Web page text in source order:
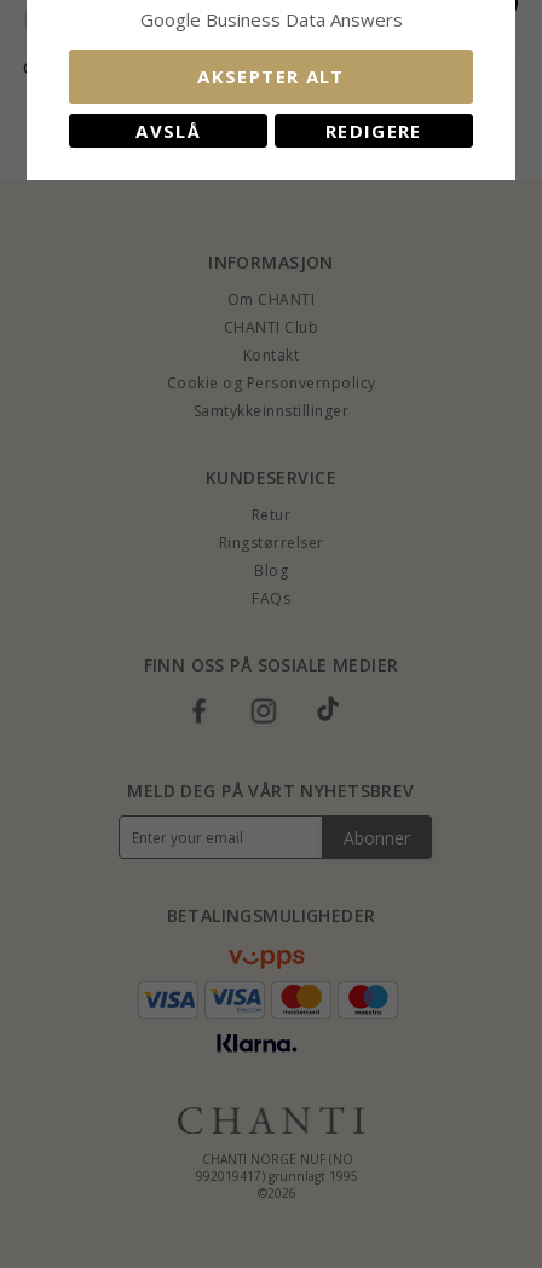
Ovale 8 - 9 mm aaa-
ferskvannsperle
diamantøredobb i 14
karat gull med
Ovale perleøredobb i
14 karat gull med
zirkon - Gold
INFORMASJON
Om CHANTI
CHANTI Club
Kontakt
Cookie og Personvernpolicy
Samtykkeinnstillinger
KUNDESERVICE
Retur
Ringstørrelser
Blog
FAQs
FINN OSS PÅ SOSIALE MEDIER
CHANTI NORGE NUF (NO
992019417) grunnlagt 1995
©2026
BETALINGSMULIGHEDER
MELD DEG PÅ VÅRT NYHETSBREV
Abonner
Google Business Data Answers
AKSEPTER ALT
AVSLÅ REDIGERE